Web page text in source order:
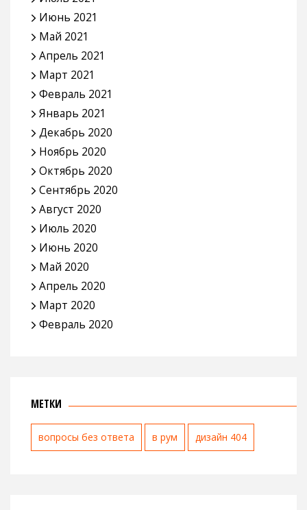
Июнь 2021
Май 2021
Апрель 2021
Март 2021
Февраль 2021
Январь 2021
Декабрь 2020
Ноябрь 2020
Октябрь 2020
Сентябрь 2020
Август 2020
Июль 2020
Июнь 2020
Май 2020
Апрель 2020
Март 2020
Февраль 2020
МЕТКИ
вопросы без ответа в рум дизайн 404